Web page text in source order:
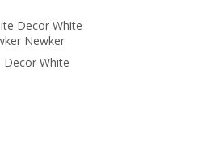
Newker
Decor White